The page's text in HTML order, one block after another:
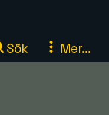
Sök Mer...